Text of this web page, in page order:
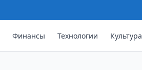
Финансы Технологии Культура